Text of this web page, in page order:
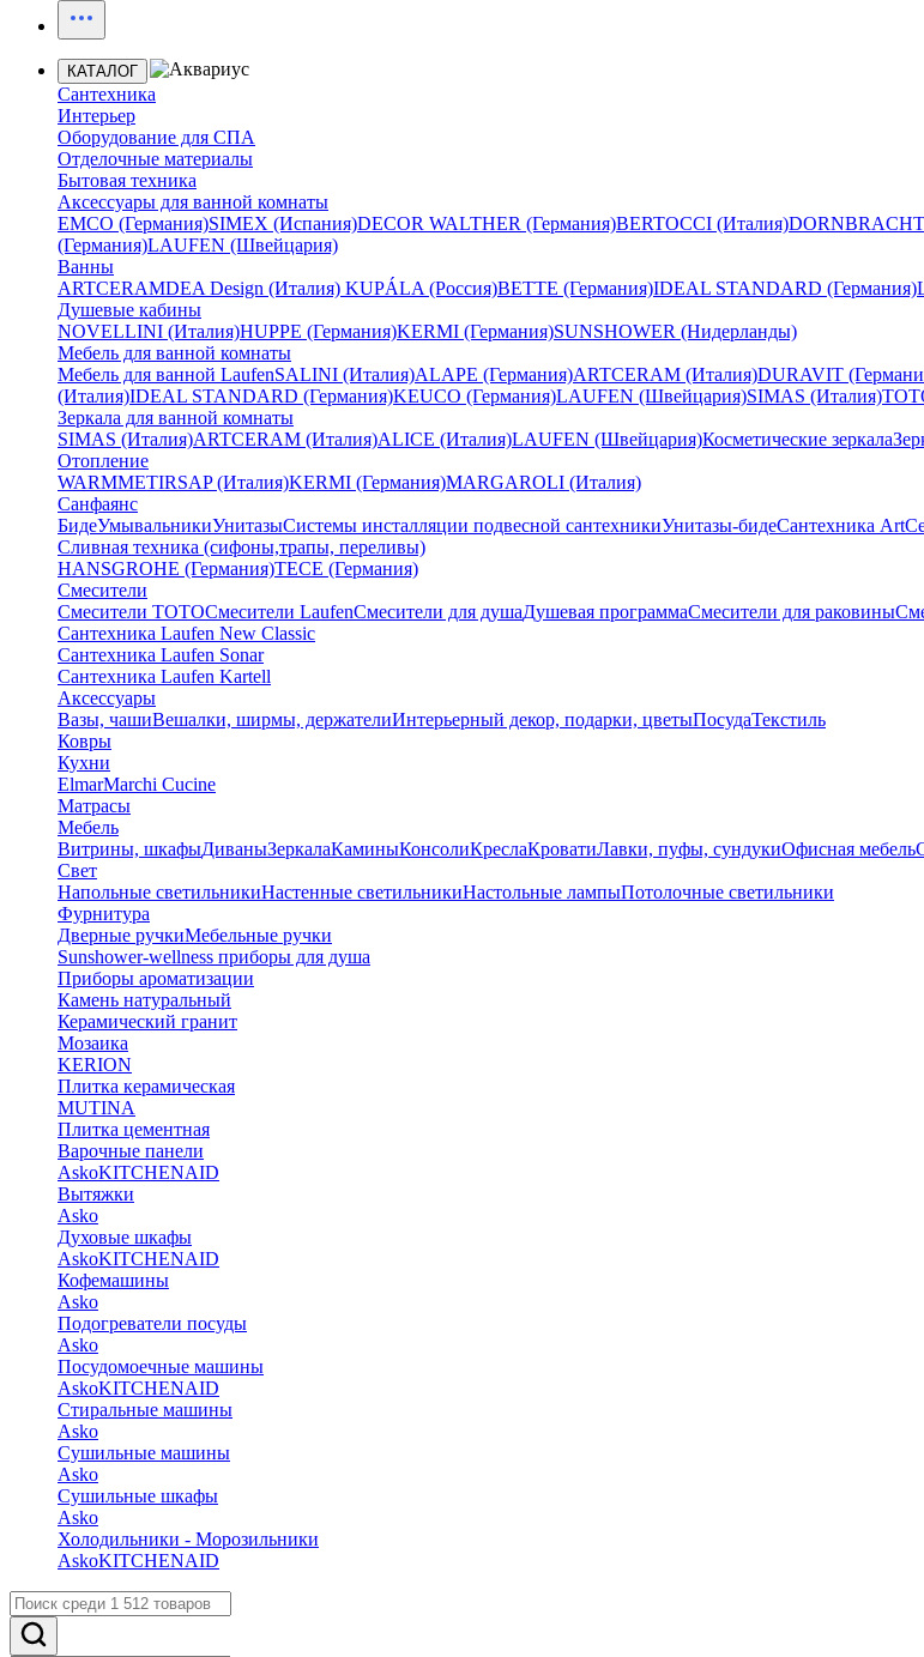
КАТАЛОГ
Сантехника
Интерьер
Оборудование для СПА
Отделочные материалы
Бытовая техника
Аксессуары для ванной комнаты
EMCO (Германия)SIMEX (Испания)DECOR WALTHER (Германия)BERTOCCI (Италия)
(Германия)LAUFEN (Швейцария)
Ванны
ARTCERAMDEA Design (Италия) KUPÁLA (Россия)BETTE (Германия)IDEAL STANDARD (Германия)
Душевые кабины
NOVELLINI (Италия)HUPPE (Германия)KERMI (Германия)SUNSHOWER (Нидерланды)
Мебель для ванной комнаты
Мебель для ванной LaufenSALINI (Италия)ALAPE (Германия)ARTCERAM (Италия)DURAVIT
(Италия)IDEAL STANDARD (Германия)KEUCO (Германия)LAUFEN (Швейцария)SIMAS (Италия)
Зеркала для ванной комнаты
SIMAS (Италия)ARTCERAM (Италия)ALICE (Италия)LAUFEN (Швейцария)Косметические зеркала
Отопление
WARMMETIRSAP (Италия)KERMI (Германия)MARGAROLI (Италия)
Санфаянс
БидеУмывальникиУнитазыСистемы инсталляции подвесной сантехникиУнитазы-бидеСантехника
Сливная техника (сифоны,трапы, переливы)
HANSGROHE (Германия)TECE (Германия)
Смесители
Смесители TOTOСмесители LaufenСмесители для душаДушевая программаСмесители для раковины
Сантехника Laufen New Classic
Сантехника Laufen Sonar
Сантехника Laufen Kartell
Аксессуары
Вазы, чашиВешалки, ширмы, держателиИнтерьерный декор, подарки, цветыПосудаТекстиль
Ковры
Кухни
ElmarMarchi Cucine
Матрасы
Мебель
Витрины, шкафыДиваныЗеркалаКаминыКонсолиКреслаКроватиЛавки, пуфы, сундукиОфисная мебель
Свет
Напольные светильникиНастенные светильникиНастольные лампыПотолочные светильники
Фурнитура
Дверные ручкиМебельные ручки
Sunshower-wellness приборы для душа
Приборы ароматизации
Камень натуральный
Керамический гранит
Мозаика
KERION
Плитка керамическая
MUTINA
Плитка цементная
Варочные панели
AskoKITCHENAID
Вытяжки
Asko
Духовые шкафы
AskoKITCHENAID
Кофемашины
Asko
Подогреватели посуды
Asko
Посудомоечные машины
AskoKITCHENAID
Стиральные машины
Asko
Сушильные машины
Asko
Сушильные шкафы
Asko
Холодильники - Морозильники
AskoKITCHENAID